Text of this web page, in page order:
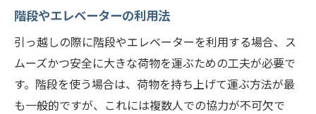
階段やエレベーターの利用法
引っ越しの際に階段やエレベーターを利用する場合、ス
ムーズかつ安全に大きな荷物を運ぶための工夫が必要で
す。階段を使う場合は、荷物を持ち上げて運ぶ方法が最
も一般的ですが、これには複数人での協力が不可欠で